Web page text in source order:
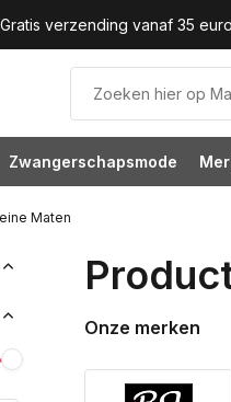
60 dagen bedenktijd!
Zwangerschapsmode
Maten
Onze merken